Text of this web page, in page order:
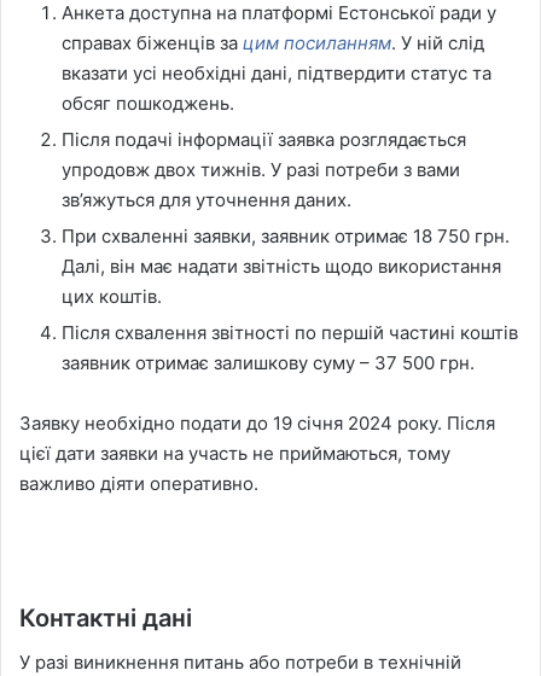
Анкета доступна на платформі Естонської ради у
справах біженців за цим посиланням. У ній слід
вказати усі необхідні дані, підтвердити статус та
обсяг пошкоджень.
Після подачі інформації заявка розглядається
упродовж двох тижнів. У разі потреби з вами
зв’яжуться для уточнення даних.
При схваленні заявки, заявник отримає 18 750 грн.
Далі, він має надати звітність щодо використання
цих коштів.
Після схвалення звітності по першій частині коштів
заявник отримає залишкову суму – 37 500 грн.
Заявку необхідно подати до 19 січня 2024 року. Після
цієї дати заявки на участь не приймаються, тому
важливо діяти оперативно.
Контактні дані
У разі виникнення питань або потреби в технічній